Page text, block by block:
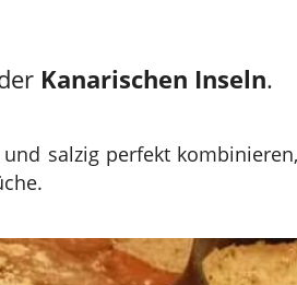
Kanarischen Inseln.
salzig perfekt